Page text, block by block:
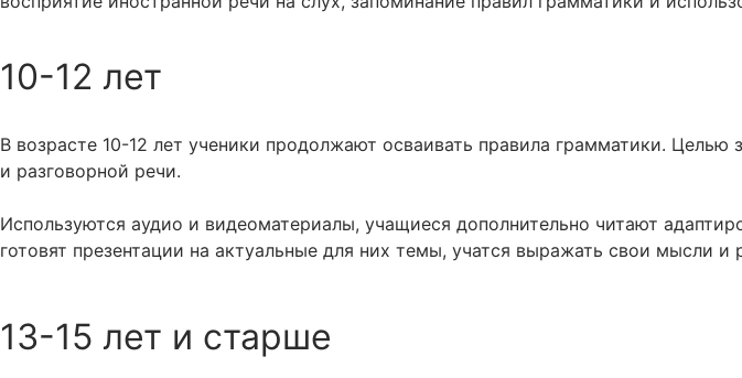
10-12 лет
В возрасте 10-12 лет ученики продолжают осваивать правила грамматики.
и разговорной речи.
Используются аудио и видеоматериалы, учащиеся дополнительно читают
готовят презентации на актуальные для них темы, учатся выражать свои мысли и
13-15 лет и старше